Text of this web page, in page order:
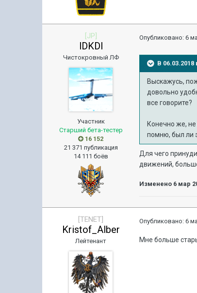
[JP]
lDKDl
Чистокровный ЛФ
Участник
Старший бета-тестер
16 152
21 371 публикация
14 111 боёв
Опубликовано:6
В 06.03.2018
Выскажусь,
довольно
все говорите?
Конечно же,
помню, был ли
Для чего
движений,
Изменено 6 мар
[TENET]
Kristof_Alber
Лейтенант
Опубликовано:6
Мне больше